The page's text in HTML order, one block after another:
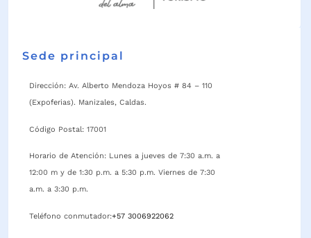
Sede principal
Dirección: Av. Alberto Mendoza Hoyos # 84 – 110
(Expoferias). Manizales, Caldas.
Código Postal: 17001
Horario de Atención: Lunes a jueves de 7:30 a.m. a
12:00 m y de 1:30 p.m. a 5:30 p.m. Viernes de 7:30
a.m. a 3:30 p.m.
Teléfono conmutador:+57 3006922062